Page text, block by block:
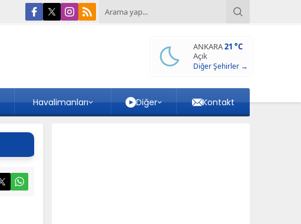
ANKARA21 °C
Açık
Diğer Şehirler →
Havalimanları Diğer Kontakt